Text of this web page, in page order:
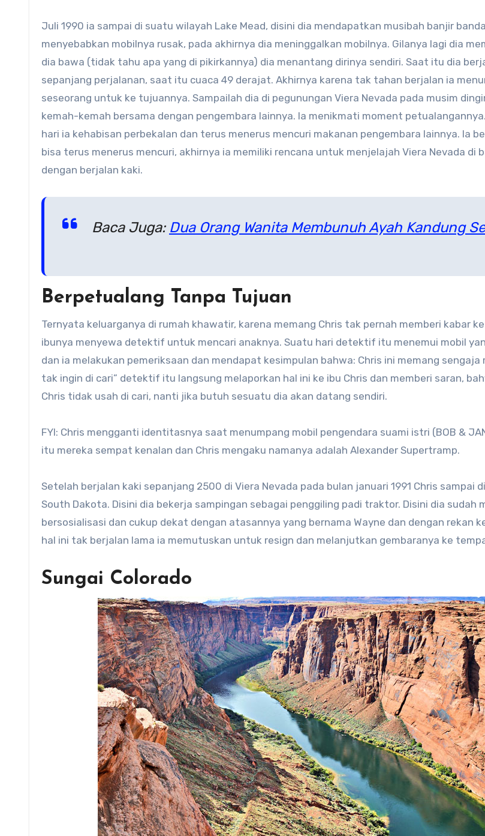
Juli 1990 ia sampai di suatu wilayah Lake Mead, disini dia mendapatkan musibah banjir
menyebabkan mobilnya rusak, pada akhirnya dia meninggalkan mobilnya. Gilanya lagi dia
dia bawa (tidak tahu apa yang di pikirkannya) dia menantang dirinya sendiri. Saat itu dia
sepanjang perjalanan, saat itu cuaca 49 derajat. Akhirnya karena tak tahan berjalan ia
seseorang untuk ke tujuannya. Sampailah dia di pegunungan Viera Nevada pada musim
kemah-kemah bersama dengan pengembara lainnya. Ia menikmati moment
hari ia kehabisan perbekalan dan terus menerus mencuri makanan pengembara lainnya. Ia
bisa terus menerus mencuri, akhirnya ia memiliki rencana untuk menjelajah Viera Nevada di
dengan berjalan kaki.
Baca Juga: Dua Orang Wanita Membunuh Ayah Kandung
Berpetualang Tanpa Tujuan
Ternyata keluarganya di rumah khawatir, karena memang Chris tak pernah memberi kabar
ibunya menyewa detektif untuk mencari anaknya. Suatu hari detektif itu menemui mobil
dan ia melakukan pemeriksaan dan mendapat kesimpulan bahwa: Chris ini memang sengaja
tak ingin di cari” detektif itu langsung melaporkan hal ini ke ibu Chris dan memberi saran,
Chris tidak usah di cari, nanti jika butuh sesuatu dia akan datang sendiri.
FYI: Chris mengganti identitasnya saat menumpang mobil pengendara suami istri (BOB &
itu mereka sempat kenalan dan Chris mengaku namanya adalah Alexander Supertramp.
Setelah berjalan kaki sepanjang 2500 di Viera Nevada pada bulan januari 1991 Chris sampai
South Dakota. Disini dia bekerja sampingan sebagai penggiling padi traktor. Disini dia sudah
bersosialisasi dan cukup dekat dengan atasannya yang bernama Wayne dan dengan rekan
hal ini tak berjalan lama ia memutuskan untuk resign dan melanjutkan gembaranya ke
Sungai Colorado